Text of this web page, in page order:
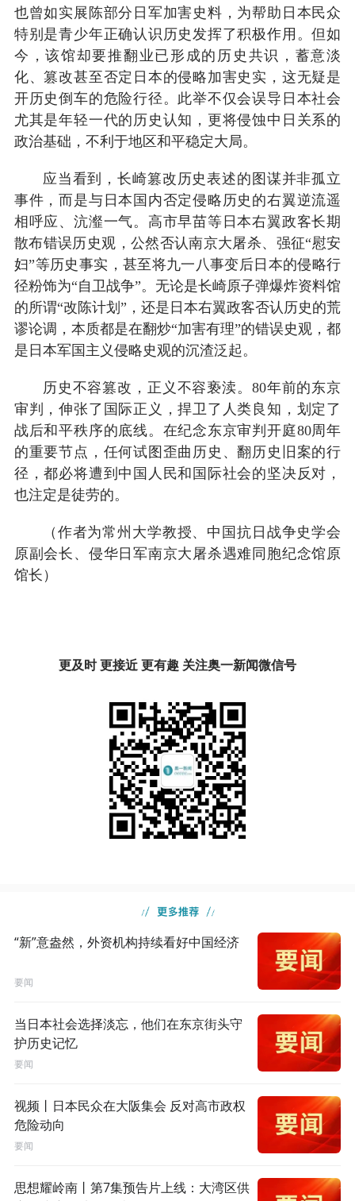
也曾如实展陈部分日军加害史料，为帮助日本民众
特别是青少年正确认识历史发挥了积极作用。但如
今，该馆却要推翻业已形成的历史共识，蓄意淡
化、篡改甚至否定日本的侵略加害史实，这无疑是
开历史倒车的危险行径。此举不仅会误导日本社会
尤其是年轻一代的历史认知，更将侵蚀中日关系的
政治基础，不利于地区和平稳定大局。
应当看到，长崎篡改历史表述的图谋并非孤立
事件，而是与日本国内否定侵略历史的右翼逆流遥
相呼应、沆瀣一气。高市早苗等日本右翼政客长期
散布错误历史观，公然否认南京大屠杀、强征“慰安
妇”等历史事实，甚至将九一八事变后日本的侵略行
径粉饰为“自卫战争”。无论是长崎原子弹爆炸资料馆
的所谓“改陈计划”，还是日本右翼政客否认历史的荒
谬论调，本质都是在翻炒“加害有理”的错误史观，都
是日本军国主义侵略史观的沉渣泛起。
历史不容篡改，正义不容亵渎。80年前的东京
审判，伸张了国际正义，捍卫了人类良知，划定了
战后和平秩序的底线。在纪念东京审判开庭80周年
的重要节点，任何试图歪曲历史、翻历史旧案的行
径，都必将遭到中国人民和国际社会的坚决反对，
也注定是徒劳的。
（作者为常州大学教授、中国抗日战争史学会
原副会长、侵华日军南京大屠杀遇难同胞纪念馆原
馆长）
更及时 更接近 更有趣 关注奥一新闻微信号
“新”意盎然，外资机构持续看好中国经济
要闻
当日本社会选择淡忘，他们在东京街头守
护历史记忆
要闻
视频丨日本民众在大阪集会 反对高市政权
危险动向
要闻
思想耀岭南丨第7集预告片上线：大湾区供